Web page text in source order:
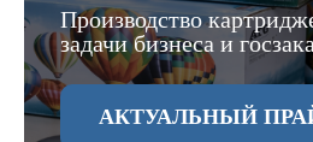
Производство
задачи бизнеса и
АКТУАЛЬНЫЙ